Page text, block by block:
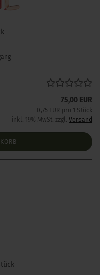
75,00 EUR
0,75 EUR pro 1 Stück
inkl. 19% MwSt. zzgl. Versand